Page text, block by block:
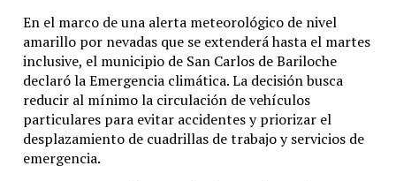
próximos días con el objetivo de alcanzar un acuerdo
que permita normalizar el comienzo de las clases.
Mientras tanto, el paro docente vuelve a poner en el
centro del debate la situación salarial del sector
educativo y el financiamiento del sistema público de
enseñanza, una discusión que se repite en el país cada
vez que se acerca el inicio del año escolar.
En el marco de una alerta meteorológico de nivel
amarillo por nevadas que se extenderá hasta el martes
inclusive, el municipio de San Carlos de Bariloche
declaró la Emergencia climática. La decisión busca
reducir al mínimo la circulación de vehículos
particulares para evitar accidentes y priorizar el
desplazamiento de cuadrillas de trabajo y servicios de
emergencia.